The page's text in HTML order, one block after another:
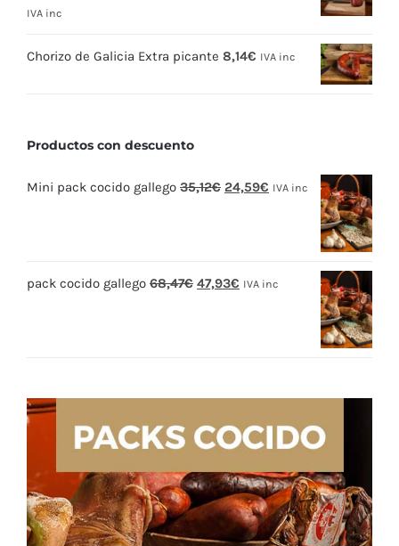
IVA inc
Chorizo de Galicia Extra picante 8,14€ IVA inc
Productos con descuento
Mini pack cocido gallego 35,12€ El
35,12€.
24,59€ El
24,59€.
IVA inc
pack cocido gallego 68,47€ El
47,93€ El
IVA inc